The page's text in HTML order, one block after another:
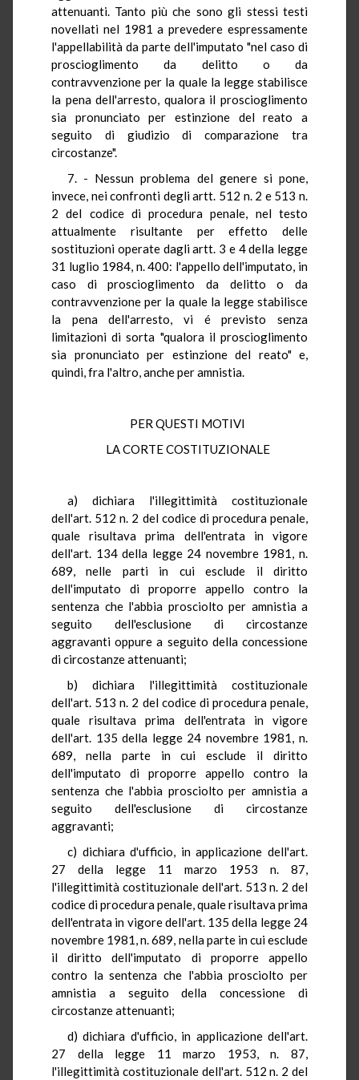
attenuanti. Tanto più che sono gli stessi testi
novellati nel 1981 a prevedere espressamente
l'appellabilità da parte dell'imputato "nel caso di
proscioglimento da delitto o da
contravvenzione per la quale la legge stabilisce
la pena dell'arresto, qualora il proscioglimento
sia pronunciato per estinzione del reato a
seguito di giudizio di comparazione tra
circostanze".
7. - Nessun problema del genere si pone,
invece, nei confronti degli artt. 512 n. 2 e 513 n.
2 del codice di procedura penale, nel testo
attualmente risultante per effetto delle
sostituzioni operate dagli artt. 3 e 4 della legge
31 luglio 1984, n. 400: l'appello dell'imputato, in
caso di proscioglimento da delitto o da
contravvenzione per la quale la legge stabilisce
la pena dell'arresto, vi é previsto senza
limitazioni di sorta "qualora il proscioglimento
sia pronunciato per estinzione del reato" e,
quindi, fra l'altro, anche per amnistia.
PER QUESTI MOTIVI
LA CORTE COSTITUZIONALE
a) dichiara l'illegittimità costituzionale
dell'art. 512 n. 2 del codice di procedura penale,
quale risultava prima dell'entrata in vigore
dell'art. 134 della legge 24 novembre 1981, n.
689, nelle parti in cui esclude il diritto
dell'imputato di proporre appello contro la
sentenza che l'abbia prosciolto per amnistia a
seguito dell'esclusione di circostanze
aggravanti oppure a seguito della concessione
di circostanze attenuanti;
b) dichiara l'illegittimità costituzionale
dell'art. 513 n. 2 del codice di procedura penale,
quale risultava prima dell'entrata in vigore
dell'art. 135 della legge 24 novembre 1981, n.
689, nella parte in cui esclude il diritto
dell'imputato di proporre appello contro la
sentenza che l'abbia prosciolto per amnistia a
seguito dell'esclusione di circostanze
aggravanti;
c) dichiara d'ufficio, in applicazione dell'art.
27 della legge 11 marzo 1953 n. 87,
l'illegittimità costituzionale dell'art. 513 n. 2 del
codice di procedura penale, quale risultava prima
dell'entrata in vigore dell'art. 135 della legge 24
novembre 1981, n. 689, nella parte in cui esclude
il diritto dell'imputato di proporre appello
contro la sentenza che l'abbia prosciolto per
amnistia a seguito della concessione di
circostanze attenuanti;
d) dichiara d'ufficio, in applicazione dell'art.
27 della legge 11 marzo 1953, n. 87,
l'illegittimità costituzionale dell'art. 512 n. 2 del